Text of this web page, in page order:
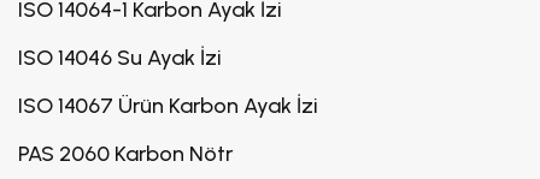
ISO 14064-1 Karbon Ayak İzi
ISO 14046 Su Ayak İzi
ISO 14067 Ürün Karbon Ayak İzi
PAS 2060 Karbon Nötr